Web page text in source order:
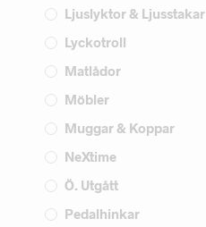
Ljuslyktor & Ljusstakar
Lyckotroll
Matlådor
Möbler
Muggar & Koppar
NeXtime
Ö. Utgått
Pedalhinkar